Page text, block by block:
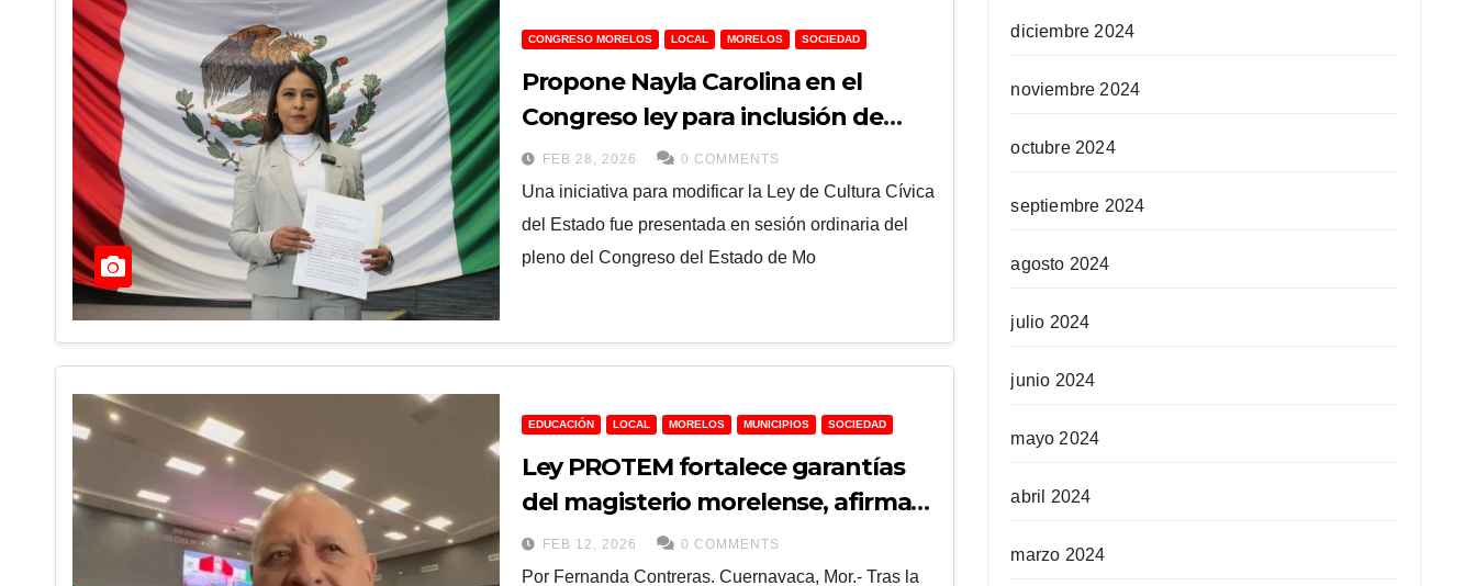
CONGRESO MORELOS LOCAL MORELOS SOCIEDAD
Propone Nayla Carolina en el
Congreso ley para inclusión de
migrantes
FEB 28, 2026 0 COMMENTS
Una iniciativa para modificar la Ley de Cultura Cívica
del Estado fue presentada en sesión ordinaria del
pleno del Congreso del Estado de Mo
EDUCACIÓN LOCAL MORELOS MUNICIPIOS SOCIEDAD
Ley PROTEM fortalece garantías
del magisterio morelense, afirma
SNTE Sección 19
FEB 12, 2026 0 COMMENTS
Por Fernanda Contreras. Cuernavaca, Mor.- Tras la
diciembre 2024
noviembre 2024
octubre 2024
septiembre 2024
agosto 2024
julio 2024
junio 2024
mayo 2024
abril 2024
marzo 2024